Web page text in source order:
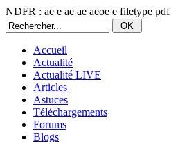
NDFR : ae e ae ae aeoe e filetype pdf
Accueil
Actualité
Actualité LIVE
Articles
Astuces
Téléchargements
Forums
Blogs